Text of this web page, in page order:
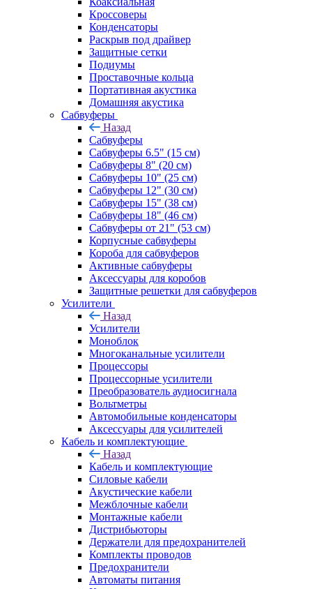
Кроссоверы
Конденсаторы
Раскрыв под драйвер
Защитные сетки
Подиумы
Проставочные кольца
Портативная акустика
Домашняя акустика
Сабвуферы
Назад
Сабвуферы
Сабвуферы 6.5" (15 см)
Сабвуферы 8" (20 см)
Сабвуферы 10" (25 см)
Сабвуферы 12" (30 см)
Сабвуферы 15" (38 см)
Сабвуферы 18" (46 см)
Сабвуферы от 21" (53 см)
Корпусные сабвуферы
Короба для сабвуферов
Активные сабвуферы
Аксессуары для коробов
Защитные решетки для сабвуферов
Усилители
Назад
Усилители
Моноблок
Многоканальные усилители
Процессоры
Процессорные усилители
Преобразователь аудиосигнала
Вольтметры
Автомобильные конденсаторы
Аксессуары для усилителей
Кабель и комплектующие
Назад
Кабель и комплектующие
Силовые кабели
Акустические кабели
Межблочные кабели
Монтажные кабели
Дистрибьюторы
Держатели для предохранителей
Комплекты проводов
Предохранители
Автоматы питания